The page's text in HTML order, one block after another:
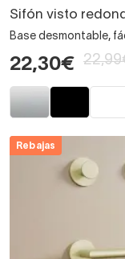
Sifón visto
Base desmontable,
22,30€
Rebajas